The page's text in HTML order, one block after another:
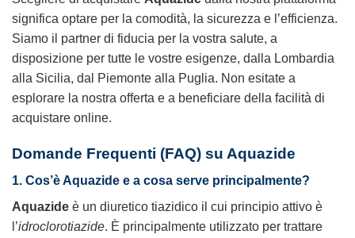
significa optare per la comodità, la sicurezza e l’efficienza.
Siamo il partner di fiducia per la vostra salute, a
disposizione per tutte le vostre esigenze, dalla Lombardia
alla Sicilia, dal Piemonte alla Puglia. Non esitate a
esplorare la nostra offerta e a beneficiare della facilità di
acquistare online.
Domande Frequenti (FAQ) su Aquazide
1. Cos’è Aquazide e a cosa serve principalmente?
Aquazide è un diuretico tiazidico il cui principio attivo è
l’idroclorotiazide. È principalmente utilizzato per trattare